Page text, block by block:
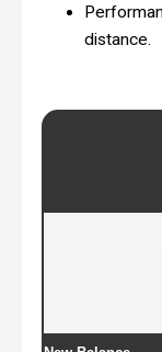
distance.